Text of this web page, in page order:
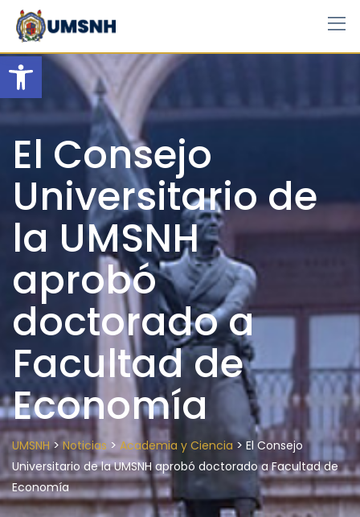
Open toolbar
Skip
content
El Consejo
Universitario de
la UMSNH
aprobó
doctorado a
Facultad de
Economía
UMSNH> Noticias > Academia y Ciencia >El Consejo
Universitario de la UMSNH aprobó doctorado a Facultad de
Economía